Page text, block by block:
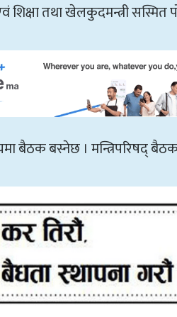
शिक्षा तथा खेलकुदमन्त्री
बैठक बस्नेछ । मन्त्रिपरिषद्